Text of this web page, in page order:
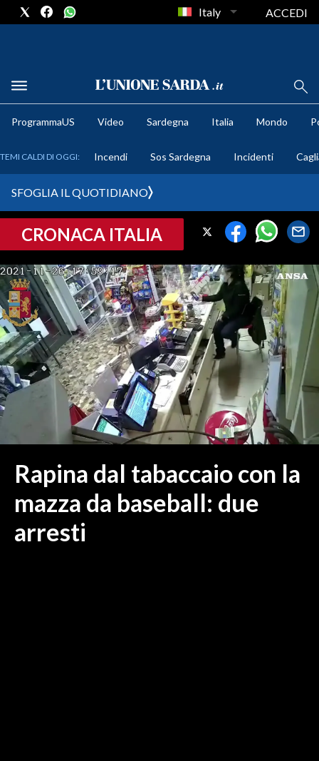
METEO
CRONACA SARDEGNA
PROVINCIA DI CAGLIARI
SULCIS IGLESIENTE
MEDIO CAMPIDANO
ORISTANO E PROVINCIA
SASSARI E PROVINCIA
GALLURA
NUORO E PROVINCIA
OGLIASTRA
CRONACA
ITALIA
MONDO
Italy ACCEDI
ProgrammaUS Video Sardegna Italia Mondo
TEMI CALDI DI OGGI: Incendi Sos Sardegna Incidenti
SFOGLIA IL QUOTIDIANO
CRONACA ITALIA
Rapina dal tabaccaio con la
mazza da baseball: due
arresti